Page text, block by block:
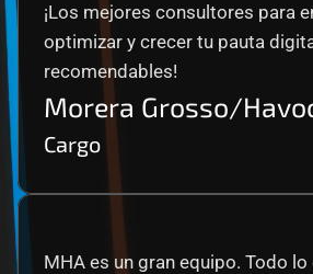
¡Los mejores consultores para
optimizar y crecer tu pauta
recomendables!
Morera Grosso/
Cargo
MHA es un gran equipo. Todo lo